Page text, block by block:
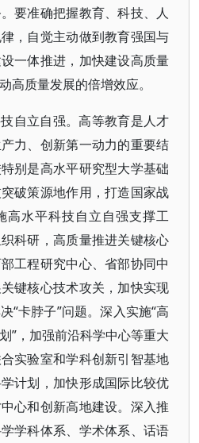
要准确把握教育、科技、人
，自觉主动做到教育强国与
一体推进，加快建设高质量
高质量发展的倍增效应。
自立自强。高等教育是人才
力、创新第一动力的重要结
别是高水平研究型大学基础
破策源地作用，打造国家战
高水平科技自立自强支撑工
科研，高质量推进关键核心
工程研究中心、省部协同中
键核心技术攻关，加快实现
“卡脖子”问题。深入实施“高
”，加强前沿科学中心等重大
实验室和学科创新引智基地
计划，加快形成国际比较优
心和创新高地建设。深入推
学科体系、学术体系、话语